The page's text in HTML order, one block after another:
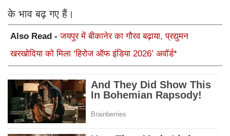
के भाव बढ़ गए हैं।
Also Read -जयपुर में बीकानेर का गौरव बढ़ाया, प्रद्युमन
खरखोदिया को मिला ‘हिरोज ऑफ इंडिया 2026’ अवॉर्ड*